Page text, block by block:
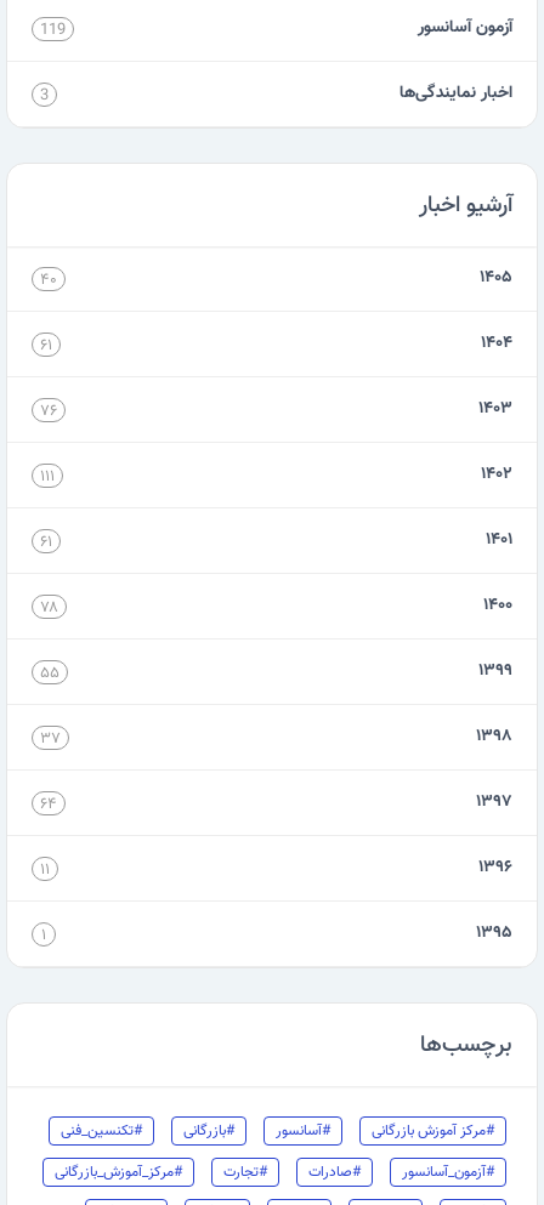
آزمون آسانسور 119
اخبار نمایندگی‌ها 3
آرشیو اخبار
۱۴۰۵ ۴۰
۱۴۰۴ ۶۱
۱۴۰۳ ۷۶
۱۴۰۲ ۱۱۱
۱۴۰۱ ۶۱
۱۴۰۰ ۷۸
۱۳۹۹ ۵۵
۱۳۹۸ ۳۷
۱۳۹۷ ۶۴
۱۳۹۶ ۱۱
۱۳۹۵ ۱
برچسب‌ها
#مرکز آموزش بازرگانی #آسانسور #بازرگانی
#تکنسین_فنی
#آزمون_آسانسور
#صادرات #تجارت
#مرکز_آموزش_بازرگانی